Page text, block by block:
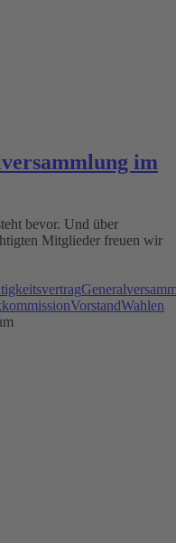
im
bevor. Und über
Mitglieder freuen wir
VorstandWahlen